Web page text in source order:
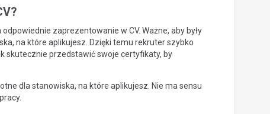
zaprezentowanie w CV. Ważne, aby były
na które aplikujesz. Dzięki temu rekruter szybko
skutecznie przedstawić swoje certyfikaty, by
dla stanowiska, na które aplikujesz. Nie ma sensu